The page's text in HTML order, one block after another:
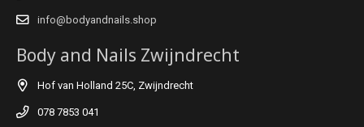
info@bodyandnails.shop
Body and Nails Zwijndrecht
Hof van Holland 25C, Zwijndrecht
078 7853 041